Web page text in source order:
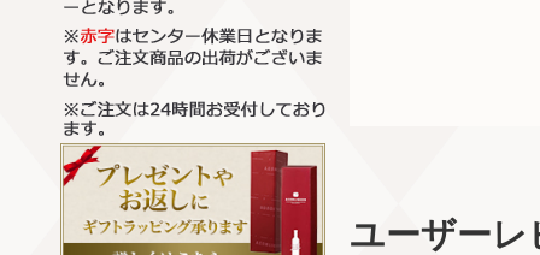
ユーザーレ